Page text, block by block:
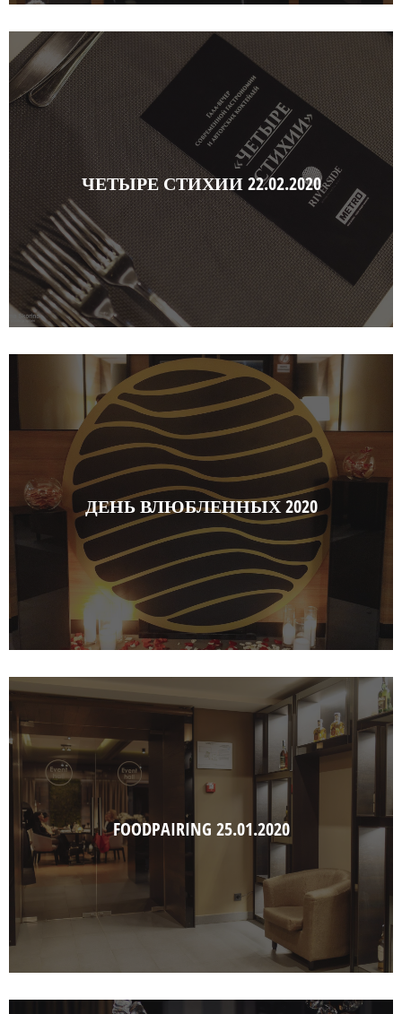
ЧЕТЫРЕ СТИХИИ 22.02.2020
ДЕНЬ ВЛЮБЛЕННЫХ 2020
FOODPAIRING 25.01.2020